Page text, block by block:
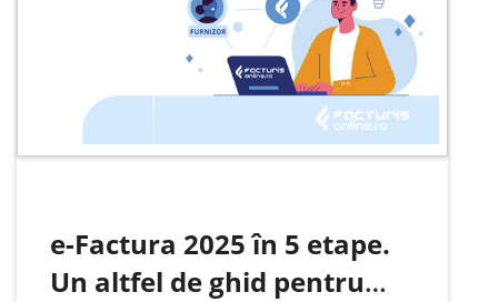
e-Factura 2025 în 5 etape.
Un altfel de ghid pentru